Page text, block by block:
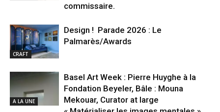
commissaire.
CRAFT
Design ! Parade 2026 : Le
Palmarès/Awards
A LA UNE
Basel Art Week : Pierre Huyghe à la
Fondation Beyeler, Bâle : Mouna
Mekouar, Curator at large